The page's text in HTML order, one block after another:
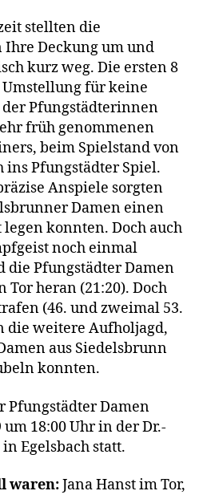
stellten die
Deckung um und
kurz weg. Die ersten 8
für keine
Pfungstädterinnen
früh genommenen
beim Spielstand von
ins Pfungstädter Spiel.
Anspiele sorgten
Damen einen
konnten. Doch auch
noch einmal
die Pfungstädter Damen
heran (21:20). Doch
(46. und zweimal 53.
die weitere Aufholjagd,
aus Siedelsbrunn
konnten.
Pfungstädter Damen
18:00 Uhr in der Dr.-
Egelsbach statt.
waren:Jana Hanst im Tor,